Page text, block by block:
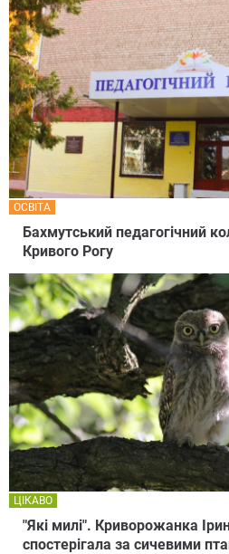
Бахмутський педагогічний
Кривого Рогу
ОСВІТА
"Які милі". Криворожанка
спостерігала за сичевими
ЦІКАВО